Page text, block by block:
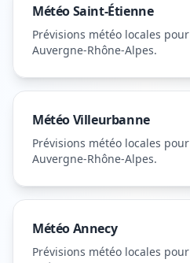
MétéoSaint-Étienne
Prévisions météo locales pour
Auvergne-Rhône-Alpes.
MétéoVilleurbanne
Prévisions météo locales pour
Auvergne-Rhône-Alpes.
MétéoAnnecy
Prévisions météo locales pour